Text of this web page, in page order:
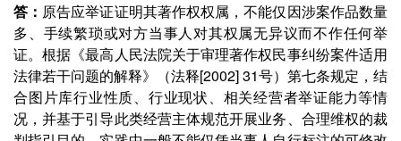
答： 原告应举证证明其著作权权属，不能仅因涉案作品数量
多、手续繁琐或对方当事人对其权属无异议而不作任何举
证。根据《最高人民法院关于审理著作权民事纠纷案件适用
法律若干问题的解释》（法释[2002] 31号）第七条规定，结
合图片库行业性质、行业现状、相关经营者举证能力等情
况，并基于引导此类经营主体规范开展业务、合理维权的裁